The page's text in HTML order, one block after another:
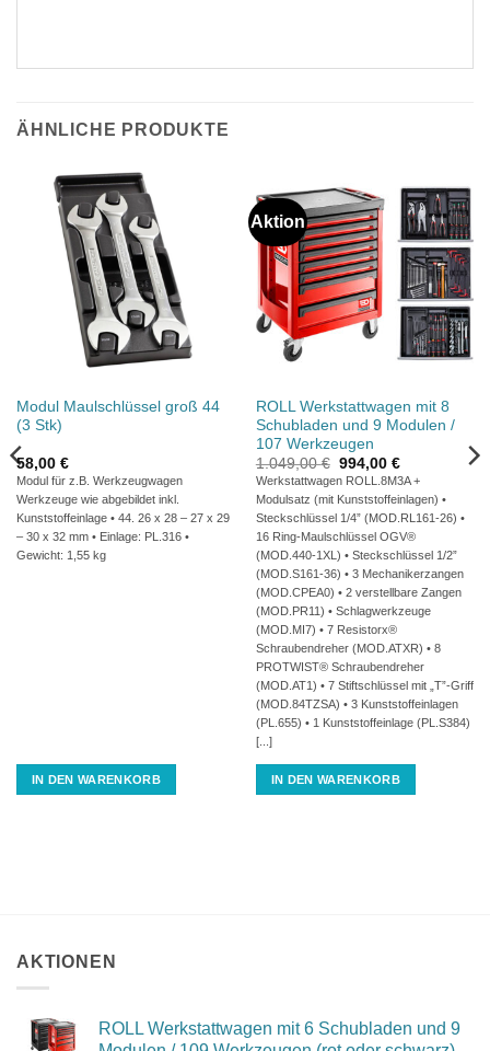
ÄHNLICHE PRODUKTE
Modul Maulschlüssel groß 44
(3 Stk)
58,00 €
Modul für z.B. Werkzeugwagen
Werkzeuge wie abgebildet inkl.
Kunststoffeinlage • 44. 26 x 28 – 27 x 29
– 30 x 32 mm • Einlage: PL.316 •
Gewicht: 1,55 kg
IN DEN WARENKORB
Aktion
ROLL Werkstattwagen mit 8
Schubladen und 9 Modulen /
107 Werkzeugen
1.049,00€ Ursprünglicher
Preis
war:
1.049,00 €
994,00 €Aktueller
Preis
ist:
994,00 €.
Werkstattwagen ROLL.8M3A +
Modulsatz (mit Kunststoffeinlagen) •
Steckschlüssel 1/4” (MOD.RL161-26) •
16 Ring-Maulschlüssel OGV®
(MOD.440-1XL) • Steckschlüssel 1/2”
(MOD.S161-36) • 3 Mechanikerzangen
(MOD.CPEA0) • 2 verstellbare Zangen
(MOD.PR11) • Schlagwerkzeuge
(MOD.MI7) • 7 Resistorx®
Schraubendreher (MOD.ATXR) • 8
PROTWIST® Schraubendreher
(MOD.AT1) • 7 Stiftschlüssel mit „T”-Griff
(MOD.84TZSA) • 3 Kunststoffeinlagen
(PL.655) • 1 Kunststoffeinlage (PL.S384)
[...]
IN DEN WARENKORB
AKTIONEN
ROLL Werkstattwagen mit 6 Schubladen und 9